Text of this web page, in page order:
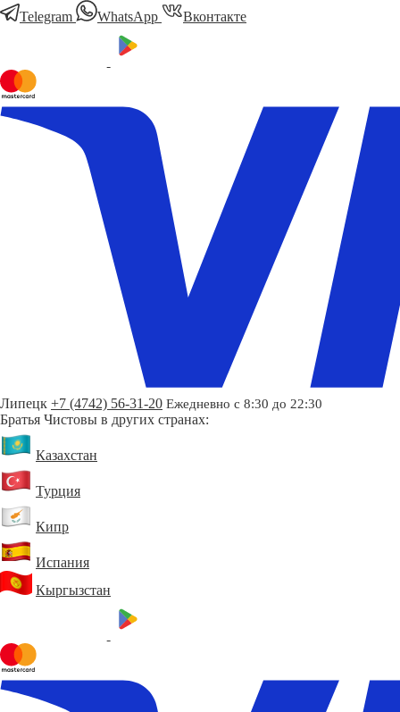
Telegram
WhatsApp Вконтакте
Липецк +7 (4742) 56-31-20 Ежедневно с 8:30 до 22:30
Братья Чистовы в других странах:
Казахстан
Турция
Кипр
Испания
Кыргызстан